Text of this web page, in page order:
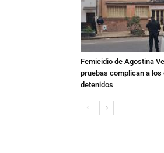
Femicidio de Agostina
pruebas complican a los
detenidos